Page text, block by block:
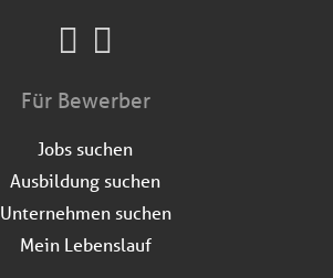
Für Bewerber
Jobs suchen
Ausbildung suchen
Unternehmen suchen
Mein Lebenslauf